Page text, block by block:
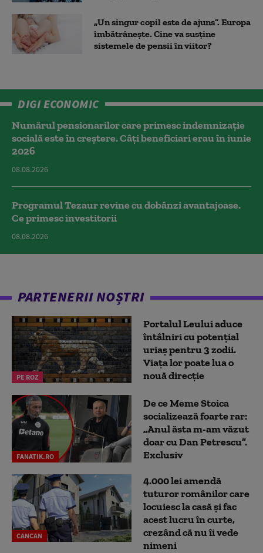
„Un singur copil este de ajuns”. Europa
îmbătrânește. Cine va susține
sistemele de pensii în viitor?
DIGI ECONOMIC
Numărul pensionarilor care primesc indemnizaţie
socială este în creștere. Câți beneficiari erau în iunie
2026
08.08.2026
Programul Tezaur revine cu dobânzi avantajoase.
Ce primesc investitorii
08.08.2026
PARTENERII NOȘTRI
PE ROZ
Portalul Leului aduce
întâlniri cu potențial
uriaș pentru 3 zodii.
Viața lor poate lua o
nouă direcție
FANATIK.RO
De ce Meme Stoica
socializează foarte rar:
„Anul ăsta m-am văzut
doar cu Dan Petrescu”.
Exclusiv
CANCAN
4.000 lei amendă
tuturor românilor care
locuiesc la casă și fac
acest lucru în curte,
crezând că nu îi vede
nimeni